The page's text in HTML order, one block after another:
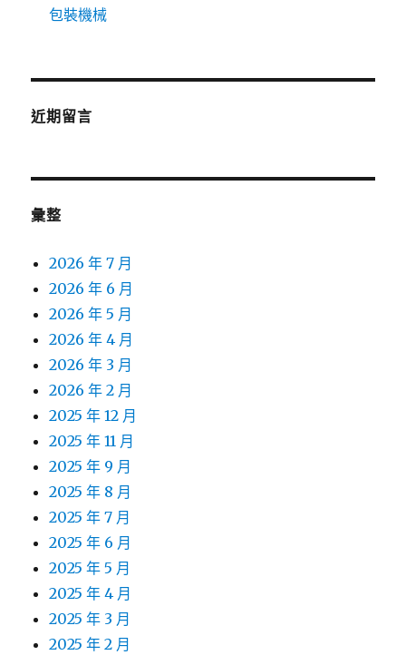
包裝機械
近期留言
彙整
2026 年 7 月
2026 年 6 月
2026 年 5 月
2026 年 4 月
2026 年 3 月
2026 年 2 月
2025 年 12 月
2025 年 11 月
2025 年 9 月
2025 年 8 月
2025 年 7 月
2025 年 6 月
2025 年 5 月
2025 年 4 月
2025 年 3 月
2025 年 2 月